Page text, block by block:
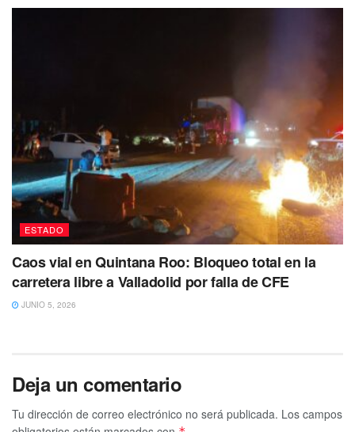
ESTADO
Caos vial en Quintana Roo: Bloqueo total en la
carretera libre a Valladolid por falla de CFE
JUNIO 5, 2026
Deja un comentario
Tu dirección de correo electrónico no será publicada. Los campos